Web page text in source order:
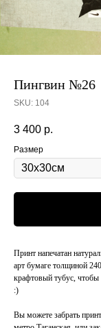
Пингвин №26
SKU: 104
3 400 р.
Размер
Принт напечатан
арт бумаге толщиной
крафтовый тубус, чтобы
:)
Вы можете забрать